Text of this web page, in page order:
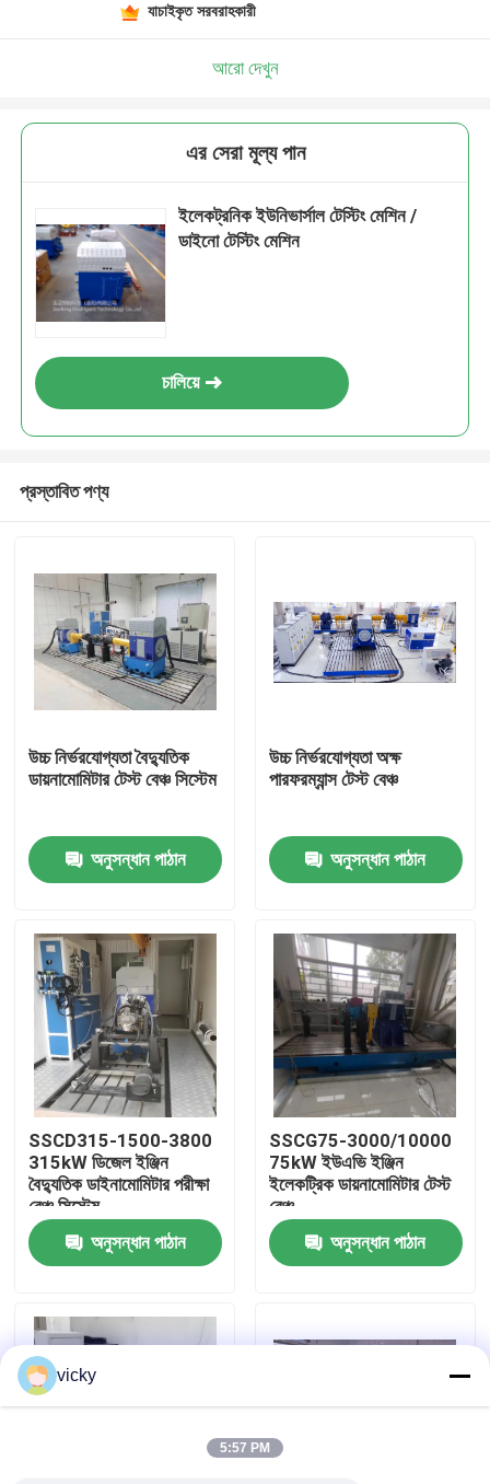
আমাদের সম্বন্ধে
কারখানা ভ্রমণ
যোগাযোগ করুন
খবর
মামলা
টর্ক ডায়নামিটার
যাচাইকৃত সরবরাহকারী
আরো দেখুন
এর সেরা মূল্য পান
ইলেকট্রনিক ইউনিভার্সাল টেস্টিং মেশিন /
ডাইনো টেস্টিং মেশিন
চালিয়ে
প্রস্তাবিত পণ্য
উচ্চ নির্ভরযোগ্যতা বৈদ্যুতিক
ডায়নামোমিটার টেস্ট বেঞ্চ সিস্টেম
অনুসন্ধান পাঠান
উচ্চ নির্ভরযোগ্যতা অক্ষ
পারফরম্যান্স টেস্ট বেঞ্চ
অনুসন্ধান পাঠান
SSCD315-1500-3800
315kW ডিজেল ইঞ্জিন
বৈদ্যুতিক ডাইনামোমিটার পরীক্ষা
বেঞ্চ সিস্টেম
অনুসন্ধান পাঠান
SSCG75-3000/10000
75kW ইউএভি ইঞ্জিন
ইলেকট্রিক ডায়নামোমিটার টেস্ট
বেঞ্চ
অনুসন্ধান পাঠান
vicky
5:57 PM